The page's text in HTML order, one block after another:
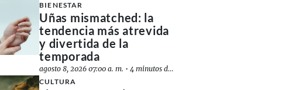
BIENESTAR
Uñas mismatched: la
tendencia más atrevida
y divertida de la
temporada
agosto 8, 2026 07:00 a. m. •4 minutos de lectura
CULTURA